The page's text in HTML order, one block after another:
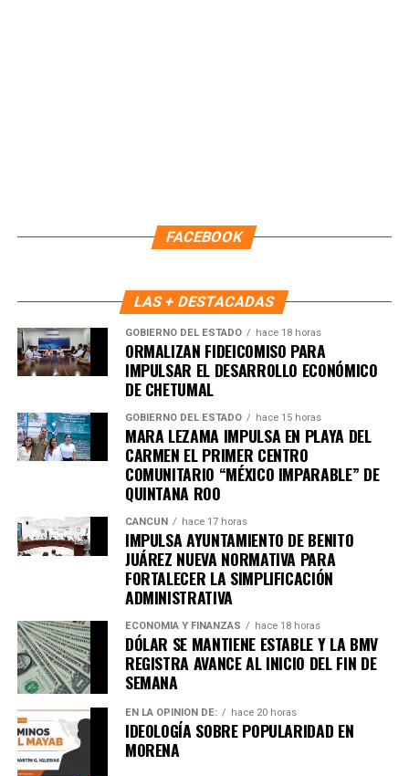
Únete al canal oficial de WhatsApp de
en tu teléfono.
Unirme al canal de WhatsApp
FACEBOOK
LAS + DESTACADAS
GOBIERNO DEL ESTADO hace 18 horas
ORMALIZAN FIDEICOMISO PARA
IMPULSAR EL DESARROLLO ECONÓMICO
DE CHETUMAL
GOBIERNO DEL ESTADO hace 15 horas
MARA LEZAMA IMPULSA EN PLAYA DEL
CARMEN EL PRIMER CENTRO
COMUNITARIO “MÉXICO IMPARABLE” DE
QUINTANA ROO
CANCÚN hace 17 horas
IMPULSA AYUNTAMIENTO DE BENITO
JUÁREZ NUEVA NORMATIVA PARA
FORTALECER LA SIMPLIFICACIÓN
ADMINISTRATIVA
ECONOMÍA Y FINANZAS hace 18 horas
DÓLAR SE MANTIENE ESTABLE Y LA BMV
REGISTRA AVANCE AL INICIO DEL FIN DE
SEMANA
EN LA OPINIÓN DE: hace 20 horas
IDEOLOGÍA SOBRE POPULARIDAD EN
MORENA